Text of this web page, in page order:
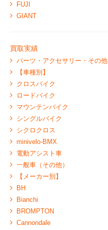
FUJI
GIANT
買取実績
パーツ・アクセサリー・その他
【車種別】
クロスバイク
ロードバイク
マウンテンバイク
シングルバイク
シクロクロス
minivelo-BMX
電動アシスト車
一般車（その他）
【メーカー別】
BH
Bianchi
BROMPTON
Cannondale